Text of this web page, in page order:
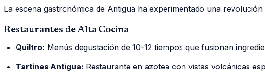
La escena gastronómica de Antigua ha experimentado una
Restaurantes de Alta Cocina
Quiltro: Menús degustación de 10-12 tiempos que fusionan
Tartines Antigua: Restaurante en azotea con vistas volcánicas